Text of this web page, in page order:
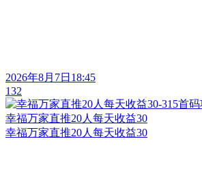
2026年8月7日18:45
132
幸福万家直推20人每天收益30
幸福万家直推20人每天收益30